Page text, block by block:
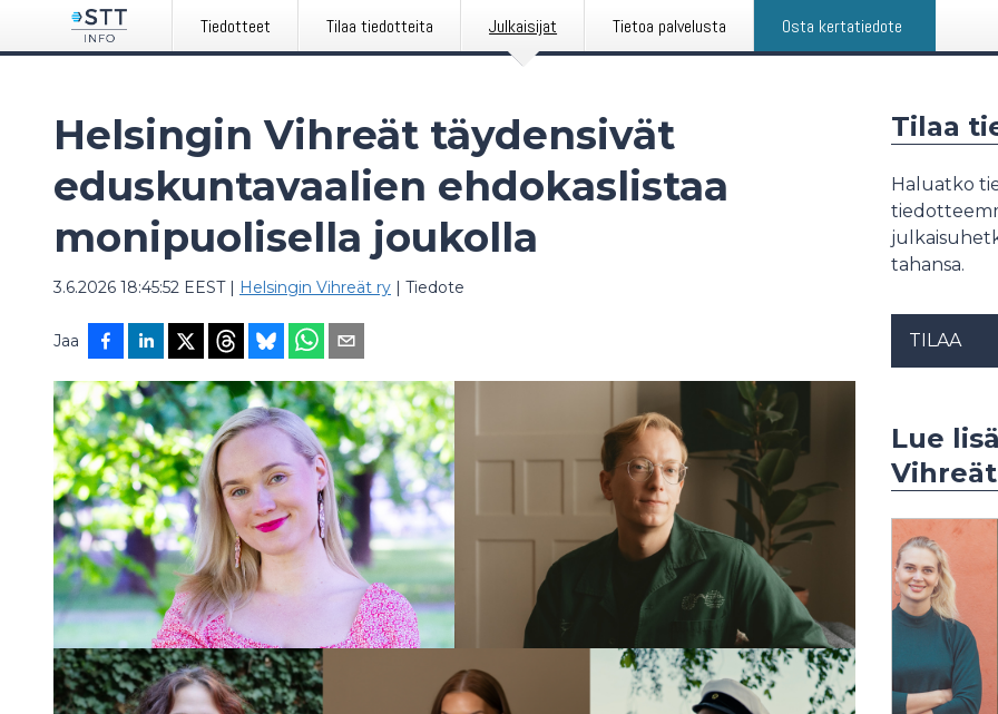
Tiedotteet Tilaa tiedotteita Julkaisijat Tietoa palvelusta Osta kertatiedote
Helsingin Vihreät täydensivät
eduskuntavaalien ehdokaslistaa
monipuolisella joukolla
3.6.2026 18:45:52 EEST| Helsingin Vihreät ry | Tiedote
Jaa
Tilaa
Haluatko
tahansa.
TILAA
Lue